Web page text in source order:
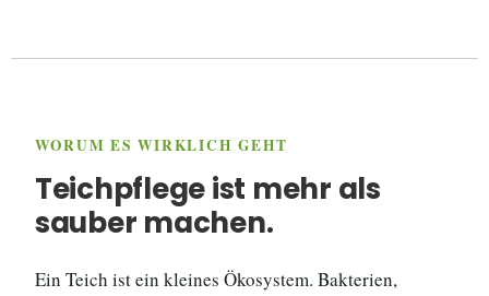
WORUM ES WIRKLICH GEHT
Teichpflege ist mehr als
sauber machen.
Ein Teich ist ein kleines Ökosystem. Bakterien,